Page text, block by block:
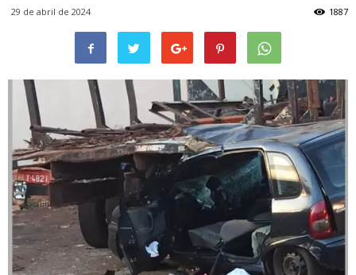
29 de abril de 2024 1887